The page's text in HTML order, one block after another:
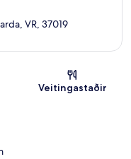
VR, 37019
Veitingastaðir